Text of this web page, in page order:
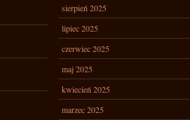
sierpień 2025
lipiec 2025
czerwiec 2025
maj 2025
kwiecień 2025
marzec 2025